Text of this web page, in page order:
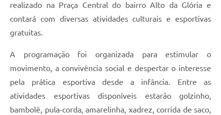
realizado na Praça Central do bairro Alto da Glória e
contará com diversas atividades culturais e esportivas
gratuitas.
A programação foi organizada para estimular o
movimento, a convivência social e despertar o interesse
pela prática esportiva desde a infância. Entre as
atividades esportivas disponíveis estarão golzinho,
bambolê, pula-corda, amarelinha, xadrez, corrida de saco,